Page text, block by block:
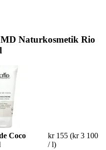
Naturkosmetik Rio
Coco
kr 155 (kr 3 100
/ l)